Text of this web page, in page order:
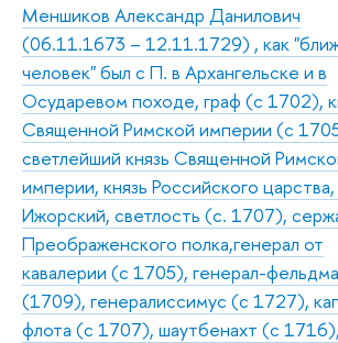
Меншиков Александр Данилович
(06.11.1673 – 12.11.1729) , как
человек" был с П. в Архангельске и в
Осударевом походе, граф (с 1702),
Священной Римской империи (с
светлейший князь Священной
империи, князь Российского царства,
Ижорский, светлость (с. 1707),
Преображенского полка,генерал от
кавалерии (с 1705), генерал-
(1709), генералиссимус (с 1727),
флота (с 1707), шаутбенахт (с 1716),